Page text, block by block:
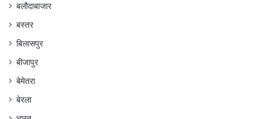
बलौदाबाजार
बस्तर
बिलासपुर
बीजापुर
बेमेतरा
बेरला